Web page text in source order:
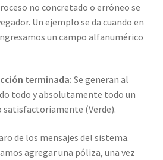
no concretado o erróneo se
Un ejemplo se da cuando en
un campo alfanumérico
terminada: Se generan al
todo y absolutamente todo un
satisfactoriamente (Verde).
de los mensajes del sistema.
agregar una póliza, una vez